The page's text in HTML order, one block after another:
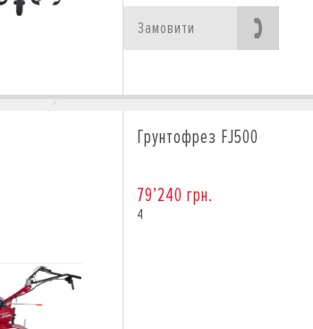
Замовити
Грунтофрез FJ500
79’240 грн.
4